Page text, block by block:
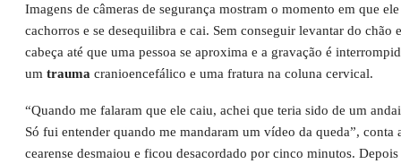
Imagens de câmeras de segurança mostram o momento em que
cachorros e se desequilibra e cai. Sem conseguir levantar do chão
cabeça até que uma pessoa se aproxima e a gravação é
um trauma cranioencefálico e uma fratura na coluna cervical.
“Quando me falaram que ele caiu, achei que teria sido de um
Só fui entender quando me mandaram um vídeo da queda”, conta
cearense desmaiou e ficou desacordado por cinco minutos.